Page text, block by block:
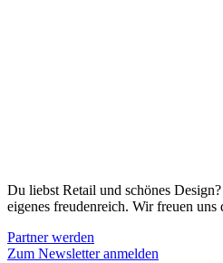
Du liebst Retail und schönes
eigenes freudenreich. Wir freuen
Partner werden
Zum Newsletter anmelden